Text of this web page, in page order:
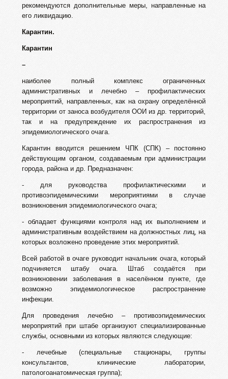
рекомендуются дополнительные меры, направленные на
его ликвидацию.
Карантин.
Карантин
–
наиболее полный комплекс ограниченных
административных и лечебно – профилактических
мероприятий, направленных, как на охрану определённой
территории от заноса возбудителя ООИ из др. территорий,
так и на предупреждение их распространения из
эпидемиологического очага.
Карантин вводится решением ЧПК (СПК) – постоянно
действующим органом, создаваемым при администрации
города, района и др. Предназначен:
- для руководства профилактическими и
противоэпидемическими мероприятиями в случае
возникновения эпидемиологического очага;
- обладает функциями контроля над их выполнением и
административным воздействием на должностных лиц, на
которых возложено проведение этих мероприятий.
Всей работой в очаге руководит начальник очага, который
подчиняется штабу очага. Штаб создаётся при
возникновении заболевания в населённом пункте, где
возможно эпидемиологическое распространение
инфекции.
Для проведения лечебно – противоэпидемических
мероприятий при штабе организуют специализированные
службы, основными из которых являются следующие:
- лечебные (специальные стационары, группы
консультантов, клинические лаборатории,
патологоанатомическая группа);